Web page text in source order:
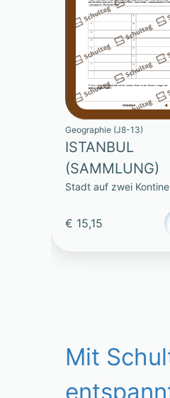
Geographie (J8-13)
ISTANBUL
(SAMMLUNG)
Stadt auf zwei
€ 15,15
Mit